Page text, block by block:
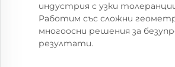
индустрия с узки
Работим със сложни
многоосни решения за
резултати.